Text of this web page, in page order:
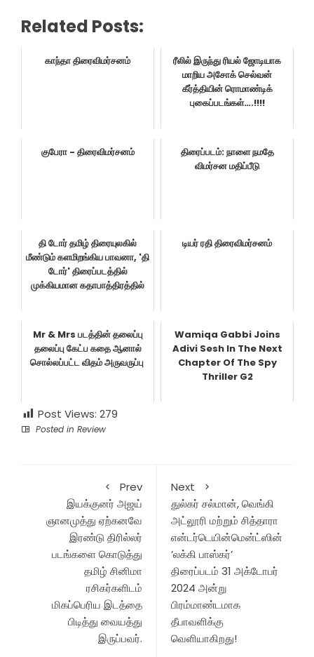
Related Posts:
காந்தா திரைவிமர்சனம்
ரீலில் இருந்து ரியல் ஜோடியாக
மாறிய அசோக் செல்வன்
கீர்த்தியின் ரொமாண்டிக்
புகைப்படங்கள்….!!!!
குபேரா - திரைவிமர்சனம்
திரைப்படம்: நாளை நமதே
விமர்சன மதிப்பீடு
தி டோர் தமிழ் திரையுலகில்
மீண்டும் களமிறங்கிய பாவனா, 'தி
டோர்' திரைப்படத்தில்
முக்கியமான கதாபாத்திரத்தில்
டியர் ரதி திரைவிமர்சனம்
Mr & Mrs படத்தின் தலைப்பு
தலைப்பு கேட்ப கதை ஆனால்
சொல்லப்பட்ட விதம் அருவருப்பு
Wamiqa Gabbi Joins
Adivi Sesh In The Next
Chapter Of The Spy
Thriller G2
Post Views: 279
Posted in Review
Prev
இயக்குனர் அஜய்
ஞானமுத்து ஏற்கனவே
இரண்டு திரில்லர்
படங்களை கொடுத்து
தமிழ் சினிமா
ரசிகர்களிடம்
மிகப்பெரிய இடத்தை
பிடித்து வையத்து
இருப்பவர்.
Next
துல்கர் சல்மான், வெங்கி
அட்லூரி மற்றும் சித்தாரா
என்டர்டெயின்மென்ட்ஸின்
’லக்கி பாஸ்கர்’
திரைப்படம் 31 அக்டோபர்
2024 அன்று
பிரம்மாண்டமாக
தீபாவளிக்கு
வெளியாகிறது!